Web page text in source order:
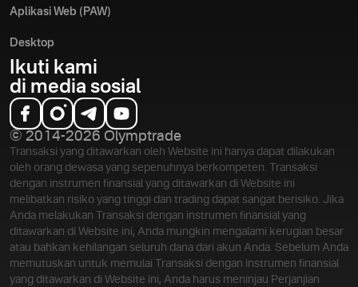
Aplikasi Web (PAW)
Desktop
Ikuti kami
di media sosial
© 2014-2026 Olymptrade
Transaksi yang ditawarkan oleh Website ini hanya dapat dilakukan
oleh orang dewasa yang sepenuhnya berkompeten. Transaksi
dengan instrumen finansial yang ditawarkan di Website ini
melibatkan risiko yang tinggi dan trading dapat sangat berisiko. Jika
Anda melakukan Transaksi dengan instrumen finansial yang
ditawarkan di Website ini, Anda mungkin mengalami kerugian besar
atau bahkan kehilangan seluruh dana dari akun Anda. Sebelum Anda
memutuskan untuk memulai Transaksi dengan instrumen finansial
yang ditawarkan di Website ini, Anda harus meninjau Perjanjian